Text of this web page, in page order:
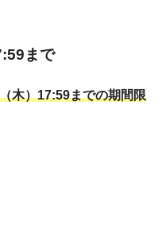
まで
木）17:59までの期間限